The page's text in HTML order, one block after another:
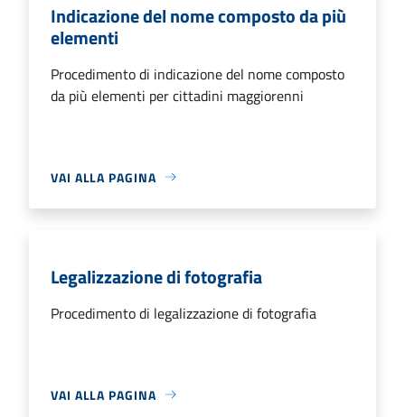
Indicazione del nome composto da più
elementi
Procedimento di indicazione del nome composto
da più elementi per cittadini maggiorenni
VAI ALLA PAGINA
Legalizzazione di fotografia
Procedimento di legalizzazione di fotografia
VAI ALLA PAGINA